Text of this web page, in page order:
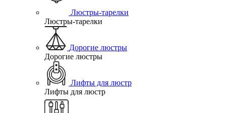
Люстры-тарелки
Люстры-тарелки
Дорогие люстры
Дорогие люстры
Лифты для люстр
Лифты для люстр